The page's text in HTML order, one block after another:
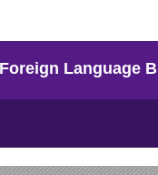
Language B